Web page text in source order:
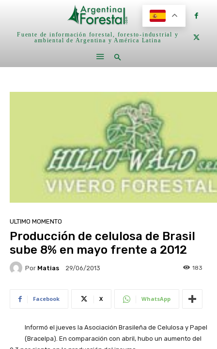
Fuente de información forestal, foresto-industrial y
ambiental de Argentina y América Latina
ULTIMO MOMENTO
Producción de celulosa de Brasil
sube 8% en mayo frente a 2012
Por Matias 29/06/2013 183
Facebook X WhatsApp
Informó el jueves la Asociación Brasileña de Celulosa y Papel
(Bracelpa). En comparación con abril, hubo un aumento del